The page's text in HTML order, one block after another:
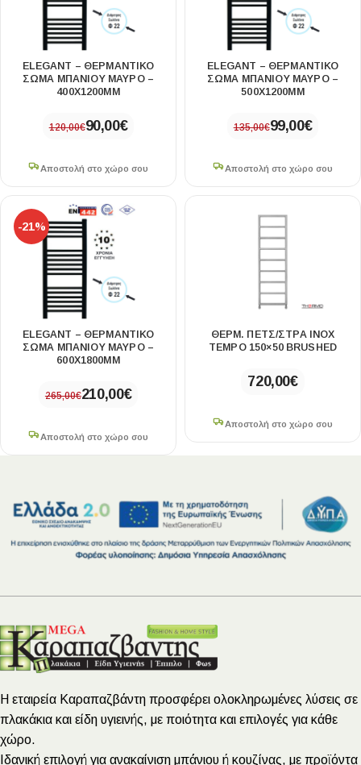
ELEGANT – ΘΕΡΜΑΝΤΙΚΌ
ΣΏΜΑ ΜΠΆΝΙΟΥ ΜΑΎΡΟ –
400X1200MM
120,00€90,00€
Αποστολή στο χώρο σου
ELEGANT – ΘΕΡΜΑΝΤΙΚΌ
ΣΏΜΑ ΜΠΆΝΙΟΥ ΜΑΎΡΟ –
500X1200MM
135,00€99,00€
Αποστολή στο χώρο σου
-21%
ELEGANT – ΘΕΡΜΑΝΤΙΚΌ
ΣΏΜΑ ΜΠΆΝΙΟΥ ΜΑΎΡΟ –
600X1800MM
265,00€210,00€
Αποστολή στο χώρο σου
ΘΕΡΜ. ΠΕΤΣ/ΣΤΡΑ INOX
TEMPO 150×50 BRUSHED
720,00€
Αποστολή στο χώρο σου
Η εταιρεία Καραπαζβάντη προσφέρει ολοκληρωμένες λύσεις σε
πλακάκια και είδη υγιεινής, με ποιότητα και επιλογές για κάθε
χώρο.
Ιδανική επιλογή για ανακαίνιση μπάνιου ή κουζίνας, με προϊόντα